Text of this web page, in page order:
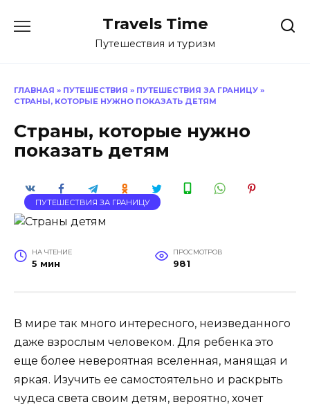
Travels Time
Путешествия и туризм
ГЛАВНАЯ » ПУТЕШЕСТВИЯ » ПУТЕШЕСТВИЯ ЗА ГРАНИЦУ »
СТРАНЫ, КОТОРЫЕ НУЖНО ПОКАЗАТЬ ДЕТЯМ
Страны, которые нужно
показать детям
ПУТЕШЕСТВИЯ ЗА ГРАНИЦУ
НА ЧТЕНИЕ
5 мин
ПРОСМОТРОВ
981
В мире так много интересного, неизведанного
даже взрослым человеком. Для ребенка это
еще более невероятная вселенная, манящая и
яркая. Изучить ее самостоятельно и раскрыть
чудеса света своим детям, вероятно, хочет